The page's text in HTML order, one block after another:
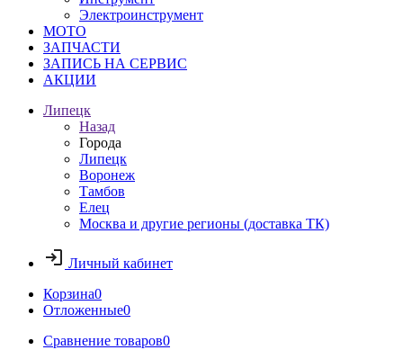
Электроинструмент
МОТО
ЗАПЧАСТИ
ЗАПИСЬ НА СЕРВИС
АКЦИИ
Липецк
Назад
Города
Липецк
Воронеж
Тамбов
Елец
Москва и другие регионы (доставка ТК)
Личный кабинет
Корзина0
Отложенные0
Сравнение товаров0